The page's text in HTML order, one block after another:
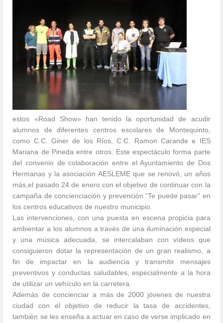
estos «Road Show» han tenido la oportunidad de acudir
alumnos de diferentes centros escolares de Montequinto,
como C.C. Giner de los Ríos, C.C. Ramon Carande e IES
Mariana de Pineda entre otros. Este espectáculo forma parte
del convenio de colaboración entre el Ayuntamiento de Dos
Hermanas y la asociación AESLEME que se renovó, un años
más,el pasado 24 de enero con el objetivo de continuar con la
campaña de concienciación y prevención “Te puede pasar” en
los centros educativos de nuestro municipio.
Las intervenciones, con una puesta en escena propicia para
ambientar a los alumnos a través de una iluminación especial
y una música adecuada, se intercalaban con vídeos que
consiguieron dotar la representación de un gran realismo, a
fin de impactar en la audiencia y transmitir mensajes
preventivos y conductas saludables, especialmente a la hora
de utilizar un vehículo en la carretera.
Además de concienciar a más de 2000 jóvenes de nuestra
ciudad con el objetivo de reducir la tasa de accidentes,
también se les enseña a actuar en caso de verse implicado en